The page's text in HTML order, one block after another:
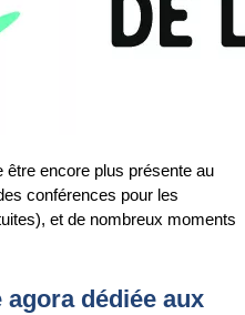
être encore plus présente au
conférences pour les
et de nombreux moments
agora dédiée aux